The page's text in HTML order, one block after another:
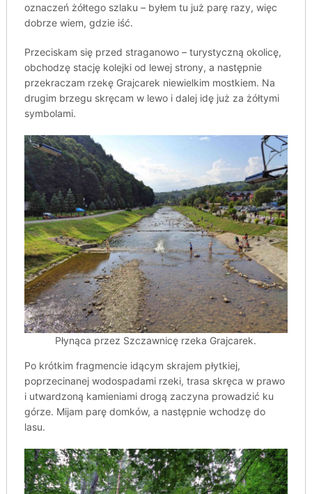
oznaczeń żółtego szlaku – byłem tu już parę razy, więc
dobrze wiem, gdzie iść.
Przeciskam się przed straganowo – turystyczną okolicę,
obchodzę stację kolejki od lewej strony, a następnie
przekraczam rzekę Grajcarek niewielkim mostkiem. Na
drugim brzegu skręcam w lewo i dalej idę już za żółtymi
symbolami.
Płynąca przez Szczawnicę rzeka Grajcarek.
Po krótkim fragmencie idącym skrajem płytkiej,
poprzecinanej wodospadami rzeki, trasa skręca w prawo
i utwardzoną kamieniami drogą zaczyna prowadzić ku
górze. Mijam parę domków, a następnie wchodzę do
lasu.